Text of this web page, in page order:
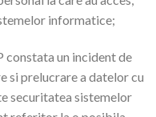
informatice;
constata un incident de
si prelucrare a datelor cu
securitatea sistemelor